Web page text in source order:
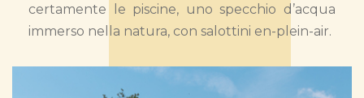
certamente le piscine, uno specchio d’acqua
immerso nella natura, con salottini en-plein-air.